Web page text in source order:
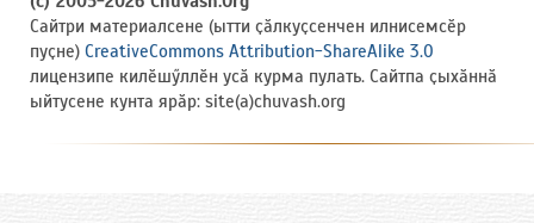
Сайтри материалсене (ытти ҫӑлкуҫсенчен илнисемсӗр
пуҫне) CreativeCommons Attribution-ShareAlike 3.0
лицензипе килӗшӳллӗн усӑ курма пулать. Сайтпа ҫыхӑннӑ
ыйтусене кунта ярӑр: site(a)chuvash.org